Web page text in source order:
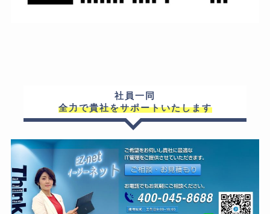
社員一同
全力で貴社をサポートいたします